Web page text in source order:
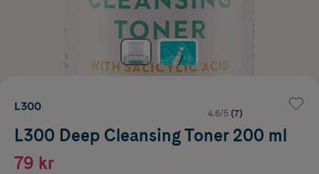
L300
4.6/5 (7)
L300 Deep Cleansing Toner 200 ml
79 kr